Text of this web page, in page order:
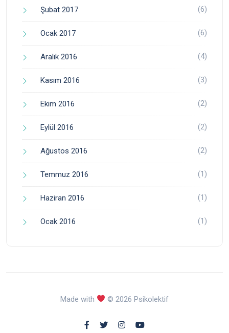
Şubat 2017 (6)
Ocak 2017 (6)
Aralık 2016 (4)
Kasım 2016 (3)
Ekim 2016 (2)
Eylül 2016 (2)
Ağustos 2016 (2)
Temmuz 2016 (1)
Haziran 2016 (1)
Ocak 2016 (1)
Made with © 2026 Psikolektif